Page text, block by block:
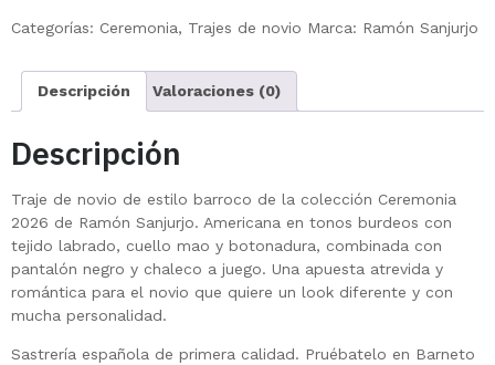
Categorías: Ceremonia, Trajes de novio Marca: Ramón Sanjurjo
Descripción Valoraciones (0)
Descripción
Traje de novio de estilo barroco de la colección Ceremonia
2026 de Ramón Sanjurjo. Americana en tonos burdeos con
tejido labrado, cuello mao y botonadura, combinada con
pantalón negro y chaleco a juego. Una apuesta atrevida y
romántica para el novio que quiere un look diferente y con
mucha personalidad.
Sastrería española de primera calidad. Pruébatelo en Barneto